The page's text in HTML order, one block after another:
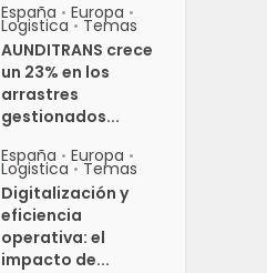
España • Europa •
Logistica • Temas
AUNDITRANS crece
un 23% en los
arrastres
gestionados...
España • Europa •
Logistica • Temas
Digitalización y
eficiencia
operativa: el
impacto de...